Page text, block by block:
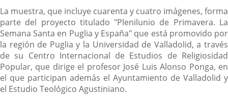
La muestra, que incluye cuarenta y cuatro imágenes, forma
parte del proyecto titulado "Plenilunio de Primavera. La
Semana Santa en Puglia y España" que está promovido por
la región de Puglia y la Universidad de Valladolid, a través
de su Centro Internacional de Estudios de Religiosidad
Popular, que dirige el profesor José Luis Alonso Ponga, en
el que participan además el Ayuntamiento de Valladolid y
el Estudio Teológico Agustiniano.